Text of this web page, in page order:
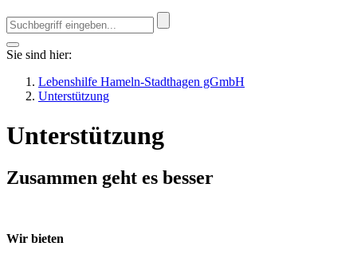
Sie sind hier:
Lebenshilfe Hameln-Stadthagen gGmbH
Unterstützung
Unterstützung
Zusammen geht es besser
Wir bieten